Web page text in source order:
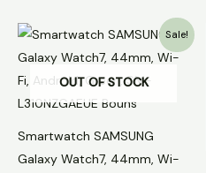
Sale!
OUT OF STOCK
Smartwatch SAMSUNG
Galaxy Watch7, 44mm, Wi-
Prețul
inițial
a
1199.00 lei.
Prețul
curent
este: